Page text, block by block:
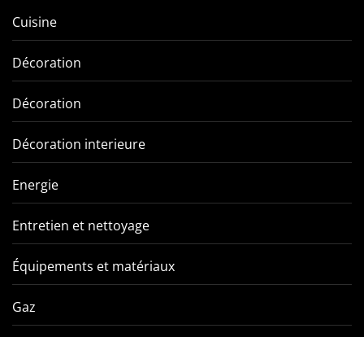
Cuisine
Décoration
Décoration
Décoration interieure
Energie
Entretien et nettoyage
Équipements et matériaux
Gaz